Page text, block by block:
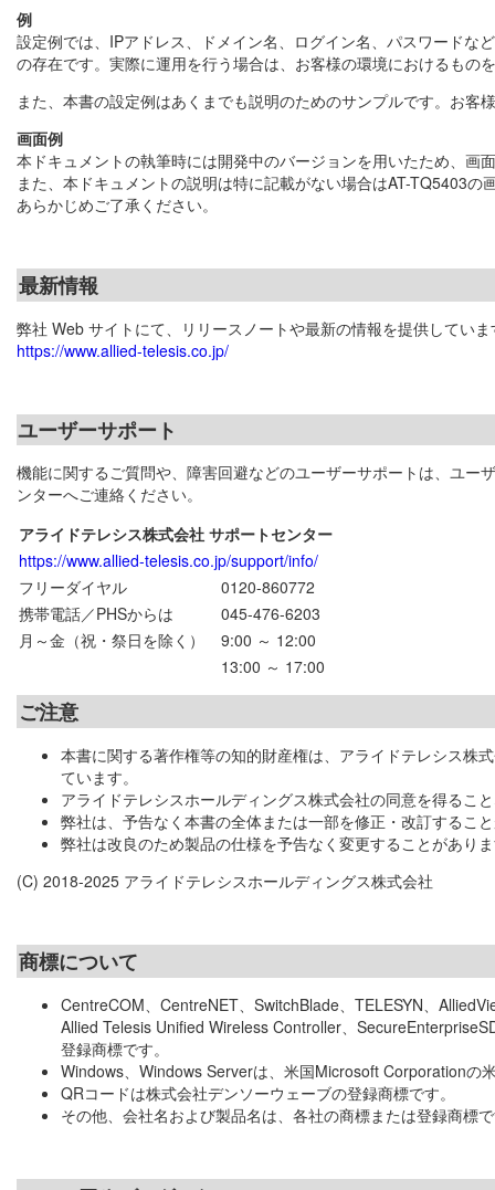
例
設定例では、IPアドレス、ドメイン名、ログイン名、パスワードな
の存在です。実際に運用を行う場合は、お客様の環境におけるもの
また、本書の設定例はあくまでも説明のためのサンプルです。お客
画面例
本ドキュメントの執筆時には開発中のバージョンを用いたため、画
また、本ドキュメントの説明は特に記載がない場合はAT-TQ5403
あらかじめご了承ください。
最新情報
弊社 Web サイトにて、リリースノートや最新の情報を提供していま
https://www.allied-telesis.co.jp/
ユーザーサポート
機能に関するご質問や、障害回避などのユーザーサポートは、ユ
ンターへご連絡ください。
アライドテレシス株式会社 サポートセンター
https://www.allied-telesis.co.jp/support/info/
フリーダイヤル
0120-860772
携帯電話／PHSからは
045-476-6203
月～金（祝・祭日を除く）
9:00 ～ 12:00
13:00 ～ 17:00
ご注意
本書に関する著作権等の知的財産権は、アライドテレシス株
ています。
アライドテレシスホールディングス株式会社の同意を得るこ
弊社は、予告なく本書の全体または一部を修正・改訂するこ
弊社は改良のため製品の仕様を予告なく変更することがあり
(C) 2018-2025 アライドテレシスホールディングス株式会社
商標について
CentreCOM、CentreNET、SwitchBlade、TELESYN、
Allied Telesis Unified Wireless Controller、
登録商標です。
Windows、Windows Serverは、米国Microsoft Corporationの
QRコードは株式会社デンソーウェーブの登録商標です。
その他、会社名および製品名は、各社の商標または登録商標